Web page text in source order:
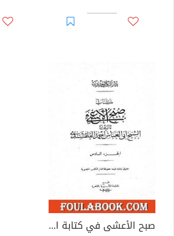
صبح الأعشى في كتابة الإنشا - الجزء السادس: تابع المقالة الثالثة - المقالة الرابعة